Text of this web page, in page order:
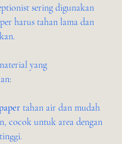
sering digunakan
harus tahan lama dan
yang
tahan air dan mudah
cocok untuk area dengan